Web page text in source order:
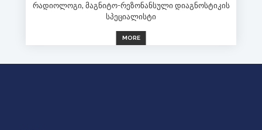
რადიოლოგი, მაგნიტო-რეზონანსული დიაგნოსტიკის
სპეციალისტი
MORE